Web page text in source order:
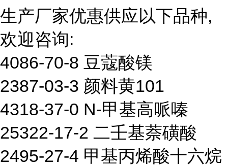
生产厂家优惠供应以下品种,
欢迎咨询:
4086-70-8 豆蔻酸镁
2387-03-3 颜料黄101
4318-37-0 N-甲基高哌嗪
25322-17-2 二壬基萘磺酸
2495-27-4 甲基丙烯酸十六烷